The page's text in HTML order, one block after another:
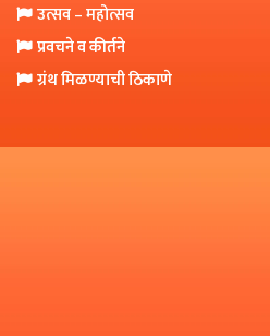
उत्सव – महोत्सव
प्रवचने व कीर्तने
ग्रंथ मिळण्याची ठिकाणे